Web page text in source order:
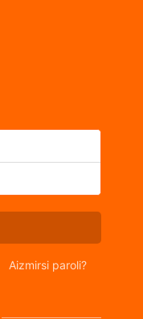
Aizmirsi paroli?